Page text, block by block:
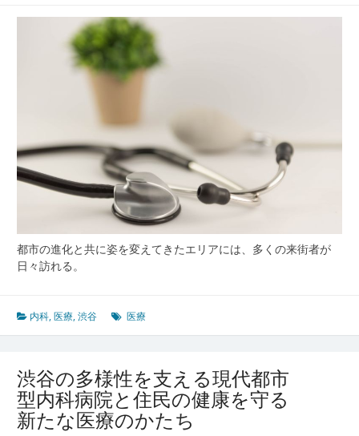
す
る
内
科
な
医
環
と
未
都市の進化と共に姿を変えてきたエリアには、多くの来街者が
日々訪れる。
内科,医療,渋谷 医療
渋谷の多様性を支える現代都市
型内科病院と住民の健康を守る
新たな医療のかたち